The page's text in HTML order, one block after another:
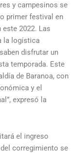
y campesinos se
primer festival en
2022. Las
la logística
disfrutar un
temporada. Este
de Baranoa, con
y el
expresó la
el ingreso
corregimiento se